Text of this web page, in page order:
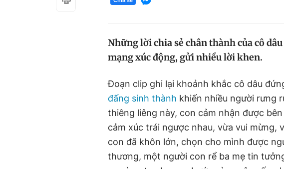
Những lời chia sẻ chân thành của cô
mạng xúc động, gửi nhiều lời khen.
Đoạn clip ghi lại khoảnh khắc cô dâu
đấng sinh thành khiến nhiều người rưng
thiêng liêng này, con cảm nhận được
cảm xúc trái ngược nhau, vừa vui mừng,
con đã khôn lớn, chọn cho mình được
thương, một người con rể ba mẹ tin